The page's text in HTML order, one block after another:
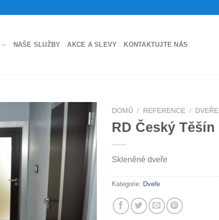
NAŠE SLUŽBY AKCE A SLEVY KONTAKTUJTE NÁS
DOMŮ / REFERENCE / DVEŘE
RD Český Těšín
Skleněné dveře
Kategorie: Dveře